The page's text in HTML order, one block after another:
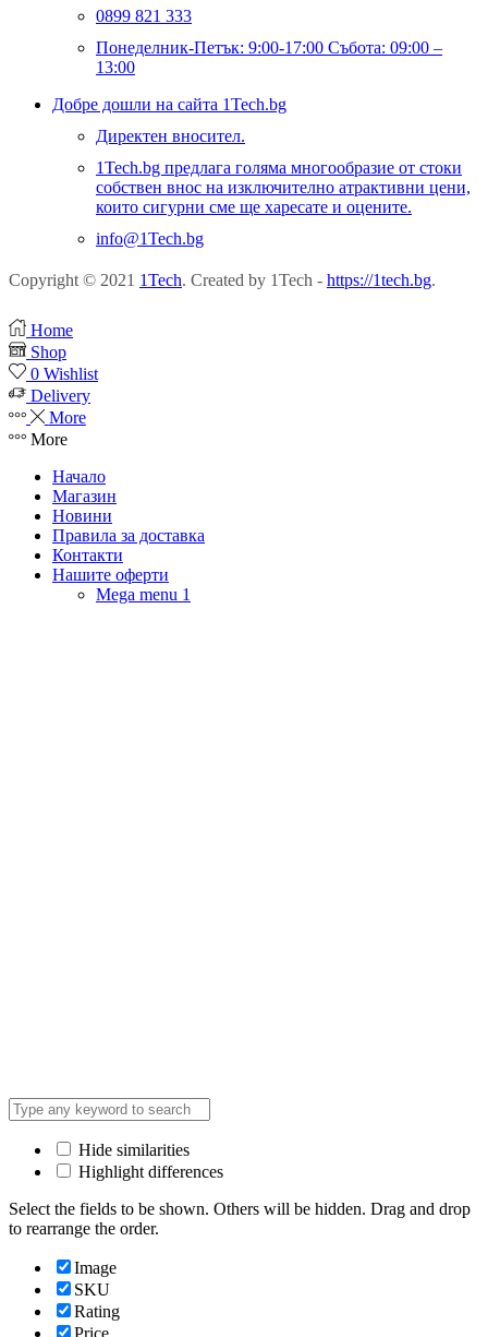
0899 821 333
Понеделник-Петък: 9:00-17:00 Събота: 09:00 –
13:00
Добре дошли на сайта 1Tech.bg
Директен вносител.
1Tech.bg предлага голяма многообразие от стоки
собствен внос на изключително атрактивни цени,
които сигурни сме ще харесате и оцените.
info@1Tech.bg
Copyright © 2021 1Tech. Created by 1Tech - https://1tech.bg.
Home
Shop
0 Wishlist
Delivery
More
More
Начало
Магазин
Новини
Правила за доставка
Контакти
Нашите оферти
Mega menu 1
Hide similarities
Highlight differences
Select the fields to be shown. Others will be hidden. Drag and drop
to rearrange the order.
Image
SKU
Rating